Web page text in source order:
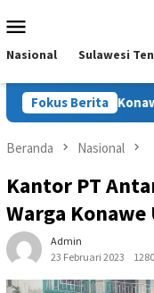
ke
Mobile
Nasional Sulawesi
Fokus Berita
di Konawe
Beranda Nasional
Kantor PT
Warga Konawe
Admin
23 Februari 2023